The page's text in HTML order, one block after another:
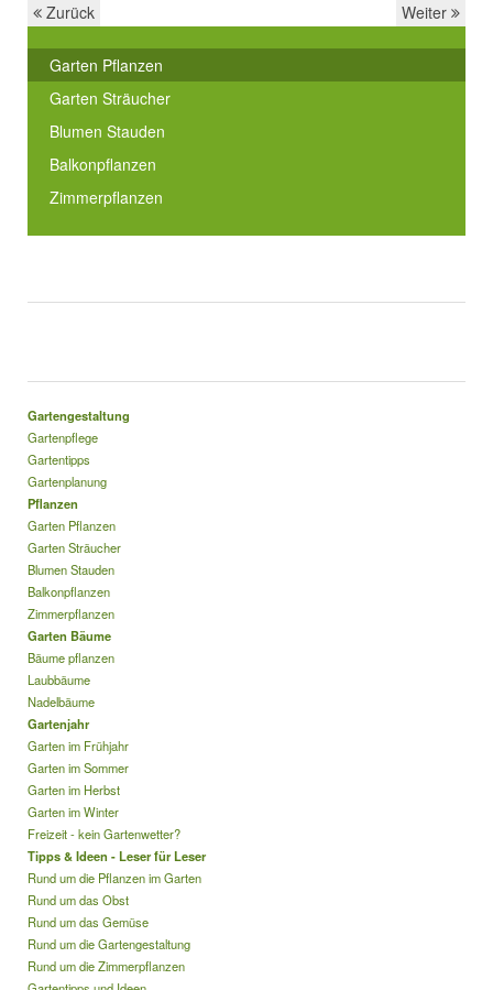
Zurück Weiter
Garten Pflanzen
Garten Sträucher
Blumen Stauden
Balkonpflanzen
Zimmerpflanzen
Gartengestaltung
Gartenpflege
Gartentipps
Gartenplanung
Pflanzen
Garten Pflanzen
Garten Sträucher
Blumen Stauden
Balkonpflanzen
Zimmerpflanzen
Garten Bäume
Bäume pflanzen
Laubbäume
Nadelbäume
Gartenjahr
Garten im Frühjahr
Garten im Sommer
Garten im Herbst
Garten im Winter
Freizeit - kein Gartenwetter?
Tipps & Ideen - Leser für Leser
Rund um die Pflanzen im Garten
Rund um das Obst
Rund um das Gemüse
Rund um die Gartengestaltung
Rund um die Zimmerpflanzen